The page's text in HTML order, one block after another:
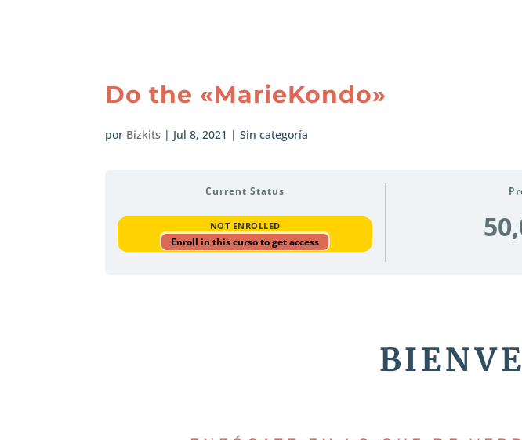
Do the «MarieKondo»
por Bizkits | Jul 8, 2021 | Sin categoría
Current Status
NOT ENROLLED
Enroll in this curso to get access